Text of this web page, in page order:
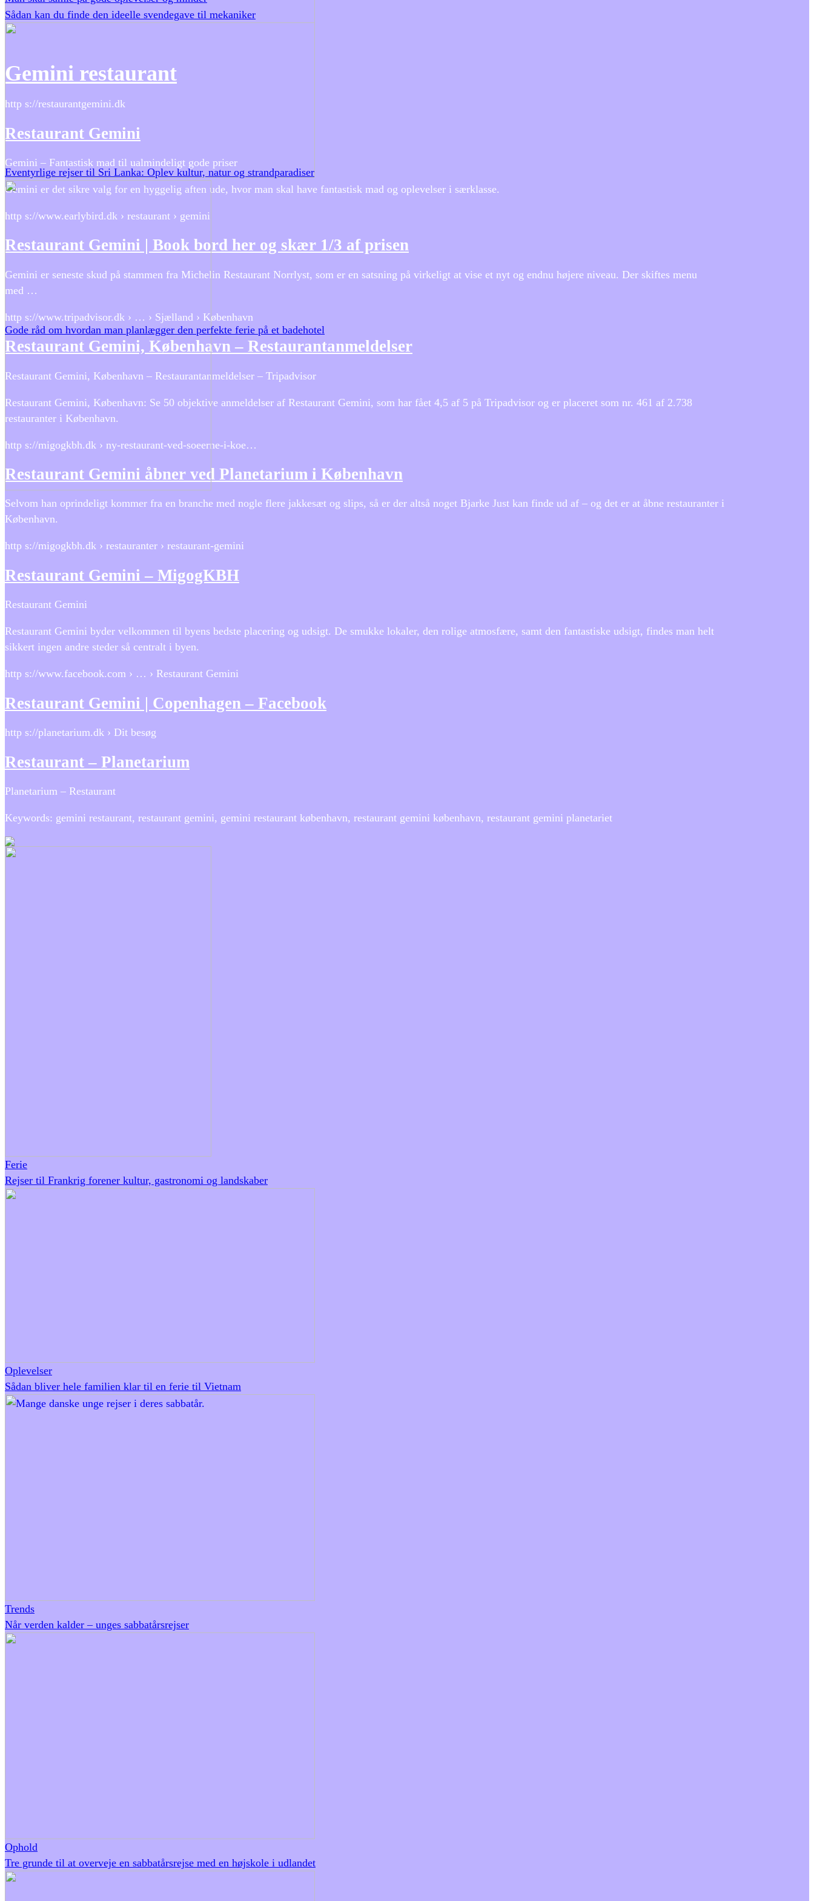
Sådan kan du finde den ideelle svendegave til mekaniker
Eventyrlige rejser til Sri Lanka: Oplev kultur, natur og strandparadiser
Gode råd om hvordan man planlægger den perfekte ferie på et badehotel
Gemini restaurant
http s://restaurantgemini.dk
Restaurant Gemini
Gemini – Fantastisk mad til ualmindeligt gode priser
Gemini er det sikre valg for en hyggelig aften ude, hvor man skal have fantastisk mad og oplevelser i særklasse.
http s://www.earlybird.dk › restaurant › gemini
Restaurant Gemini | Book bord her og skær 1/3 af prisen
Gemini er seneste skud på stammen fra Michelin Restaurant Norrlyst, som er en satsning på virkeligt at vise et nyt og endnu højere niveau. Der skiftes menu
med …
http s://www.tripadvisor.dk › … › Sjælland › København
Restaurant Gemini, København – Restaurantanmeldelser
Restaurant Gemini, København – Restaurantanmeldelser – Tripadvisor
Restaurant Gemini, København: Se 50 objektive anmeldelser af Restaurant Gemini, som har fået 4,5 af 5 på Tripadvisor og er placeret som nr. 461 af 2.738
restauranter i København.
http s://migogkbh.dk › ny-restaurant-ved-soeerne-i-koe…
Restaurant Gemini åbner ved Planetarium i København
Selvom han oprindeligt kommer fra en branche med nogle flere jakkesæt og slips, så er der altså noget Bjarke Just kan finde ud af – og det er at åbne restauranter i
København.
http s://migogkbh.dk › restauranter › restaurant-gemini
Restaurant Gemini – MigogKBH
Restaurant Gemini
Restaurant Gemini byder velkommen til byens bedste placering og udsigt. De smukke lokaler, den rolige atmosfære, samt den fantastiske udsigt, findes man helt
sikkert ingen andre steder så centralt i byen.
http s://www.facebook.com › … › Restaurant Gemini
Restaurant Gemini | Copenhagen – Facebook
http s://planetarium.dk › Dit besøg
Restaurant – Planetarium
Planetarium – Restaurant
Keywords: gemini restaurant, restaurant gemini, gemini restaurant københavn, restaurant gemini københavn, restaurant gemini planetariet
Ferie
Rejser til Frankrig forener kultur, gastronomi og landskaber
Oplevelser
Sådan bliver hele familien klar til en ferie til Vietnam
Trends
Når verden kalder – unges sabbatårsrejser
Ophold
Tre grunde til at overveje en sabbatårsrejse med en højskole i udlandet